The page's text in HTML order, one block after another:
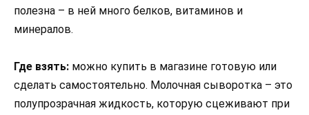
полезна – в ней много белков, витаминов и
минералов.
Где взять: можно купить в магазине готовую или
сделать самостоятельно. Молочная сыворотка – это
полупрозрачная жидкость, которую сцеживают при